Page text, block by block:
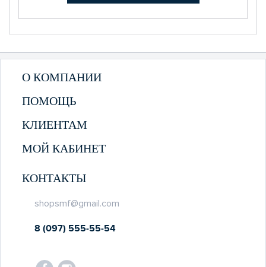
О КОМПАНИИ
ПОМОЩЬ
КЛИЕНТАМ
МОЙ КАБИНЕТ
КОНТАКТЫ
shopsmf@gmail.com
8 (097) 555-55-54